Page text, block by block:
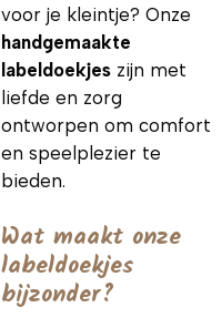
voor je kleintje? Onze
handgemaakte
labeldoekjes zijn met
liefde en zorg
ontworpen om comfort
en speelplezier te
bieden.
Wat maakt onze
labeldoekjes
bijzonder?